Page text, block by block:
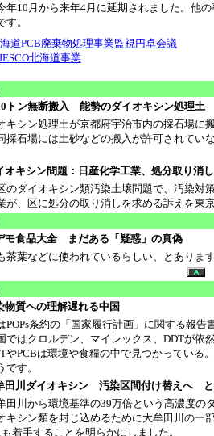
10月から来年4月に延期されました。他
。
道PCB廃棄物処理事業監視円卓会議
北海道事業
トン無断搬入 能勢のダイオキシン処理土
シン処理土が京都府宇治市内の採石場に
採石場には土砂などの搬入が許可されてい
オキシン問題：日産化学工業、処分取り消
ダイオキシン類汚染土壌問題で、汚染対
が、区に処分の取り消しを求める訴えを東
モ食品大全 まだある「疑惑」の真偽
葉などに使われているらしい、とありま
物質への理解遅れる中国
条約の「国家履行計画」に関する報
ではクロルデン、マイレックス、DDTが依
やPCBは環境や食糧の中で見つかっている
す。
田川ダイオキシン 汚染区間付け替えへ と
川から環境基準の39万倍という高濃度の
キシン類を封じ込めるために大牟田川の一
着手することを明らかにしました。